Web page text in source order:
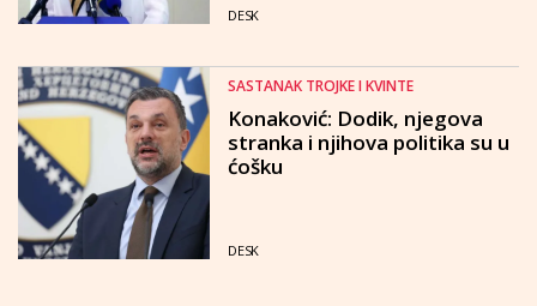
DESK
SASTANAK TROJKE I KVINTE
Konaković: Dodik, njegova
stranka i njihova politika su u
ćošku
DESK